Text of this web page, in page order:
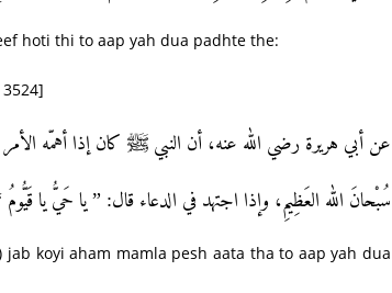
hoti thi to aap yah dua padhte the:
3524]
عن أبي هريرة رضي الله عنه، أن النبي ﷺ كان إذا أهمّه
سُبْحانَ الله العَظِيمِ، وإذا اجتهد في الدعاء قال: ” يا حَيُّ يا قَيُّومُ
koyi aham mamla pesh aata tha to aap yah dua